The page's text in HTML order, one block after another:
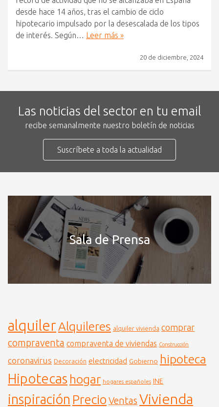
desde hace 14 años, tras el cambio de ciclo
hipotecario impulsado por la desescalada de los tipos
de interés. Según… Leer más »
20 de diciembre, 2024
Las noticias del sector en tu email
recibe semanalmente nuestro boletín de noticias
Suscríbete a toda la actualidad
Sala de Prensa
alquilerAlquileres alquiler vivienda comprar
compraventa compraventa de viviendas Construcción
coronavirus Decoración electricidad Gobierno hipoteca
Hipotecas hogar hogares españoles INE
inspiración Precio Ventas Vivienda